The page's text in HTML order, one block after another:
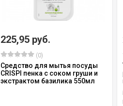
225,95 руб.
(0)
Средство для мытья посуды
CRISPI пенка с соком груши и
экстрактом базилика 550мл